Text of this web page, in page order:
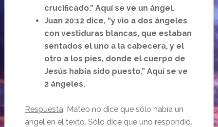
crucificado.” Aquí se ve un ángel.
Juan 20:12 dice, “y vio a dos ángeles
con vestiduras blancas, que estaban
sentados el uno a la cabecera, y el
otro a los pies, donde el cuerpo de
Jesús había sido puesto.” Aquí se ve
2 ángeles.
Respuesta: Mateo no dice que sólo había un
ángel en el texto. Sólo dice que uno respondió.